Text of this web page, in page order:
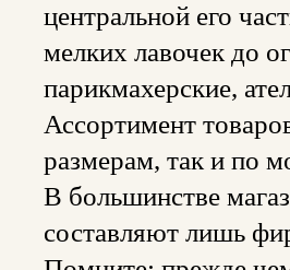
центральной его
мелких лавочек до
парикмахерские,
Ассортимент
размерам, так и по
В большинстве
составляют лишь